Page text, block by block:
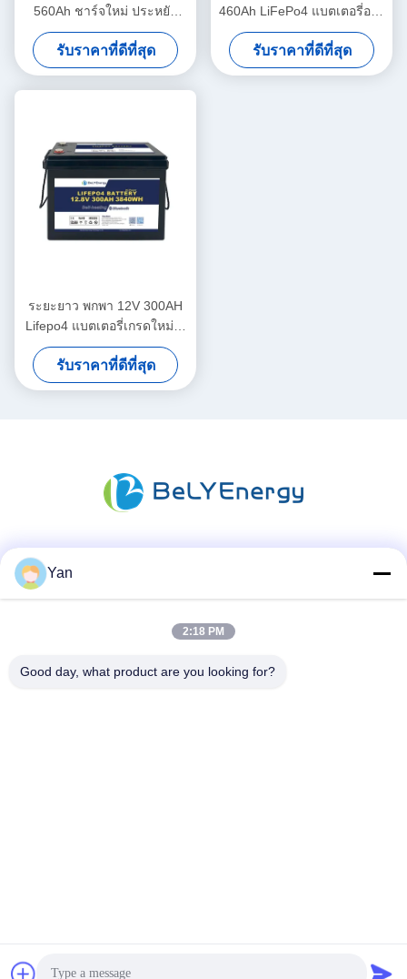
560Ah ชาร์จใหม่ ประหยัด
5000 จังหวะ แบตเตอรี่
LiFePO4 12v
รับราคาที่ดีที่สุด
460Ah LiFePo4 แบตเตอรี่อายุ
ยาวสําหรับรถยนต์
รับราคาที่ดีที่สุด
ระยะยาว พกพา 12V 300AH
Lifepo4 แบตเตอรี่เกรดใหม่ A
เซลล์ ระยะยาว
รับราคาที่ดีที่สุด
โทร:
จีนคุณภาพดี แบตเตอรี่ 12V LiFePO4 ผู้จัดหา. ลิขสิทธิ์ © 2021-2026
Yan
2:18 PM
Good day, what product are you looking for?